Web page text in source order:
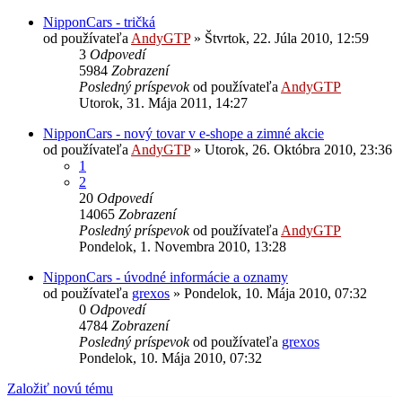
NipponCars - tričká
od používateľa AndyGTP» Štvrtok, 22. Júla 2010, 12:59
3 Odpovedí
5984 Zobrazení
Posledný príspevokod používateľa AndyGTP
Utorok, 31. Mája 2011, 14:27
NipponCars - nový tovar v e-shope a zimné akcie
od používateľa AndyGTP» Utorok, 26. Októbra 2010, 23:36
1
2
20 Odpovedí
14065 Zobrazení
Posledný príspevokod používateľa AndyGTP
Pondelok, 1. Novembra 2010, 13:28
NipponCars - úvodné informácie a oznamy
od používateľa grexos » Pondelok, 10. Mája 2010, 07:32
0 Odpovedí
4784 Zobrazení
Posledný príspevokod používateľa grexos
Pondelok, 10. Mája 2010, 07:32
Založiť novú tému